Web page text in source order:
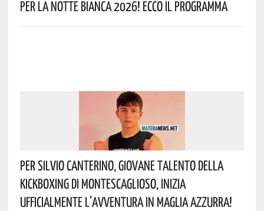
Per La Notte Bianca 2026! Ecco Il Programma
Per Silvio Canterino, Giovane Talento Della
Kickboxing Di Montescaglioso, Inizia
Ufficialmente L’avventura In Maglia Azzurra!